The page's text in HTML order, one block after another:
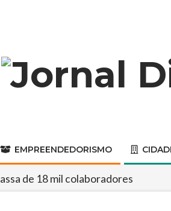
Digital
EMPREENDEDORISMO
de 18 mil colaboradores